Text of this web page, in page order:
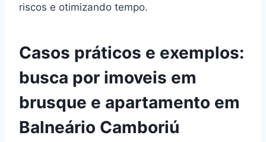
riscos e otimizando tempo.
Casos práticos e exemplos:
busca por imoveis em
brusque e apartamento em
Balneário Camboriú